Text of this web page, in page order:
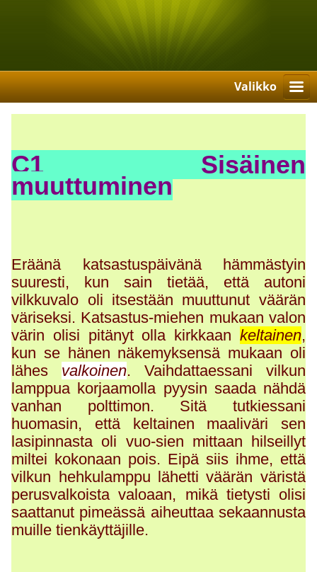
Valikko
C1 Sisäinen
muuttuminen
Eräänä katsastuspäivänä hämmästyin
suuresti, kun sain tietää, että autoni
vilkkuvalo oli itsestään muuttunut väärän
väriseksi. Katsastus-miehen mukaan valon
värin olisi pitänyt olla kirkkaan keltainen,
kun se hänen näkemyksensä mukaan oli
lähes valkoinen. Vaihdattaessani vilkun
lamppua korjaamolla pyysin saada nähdä
vanhan polttimon. Sitä tutkiessani
huomasin, että keltainen maaliväri sen
lasipinnasta oli vuo-sien mittaan hilseillyt
miltei kokonaan pois. Eipä siis ihme, että
vilkun hehkulamppu lähetti väärän väristä
perusvalkoista valoaan, mikä tietysti olisi
saattanut pimeässä aiheuttaa sekaannusta
muille tienkäyttäjille.